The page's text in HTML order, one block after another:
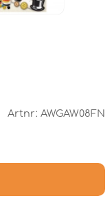
Artnr: AWGAW08FN